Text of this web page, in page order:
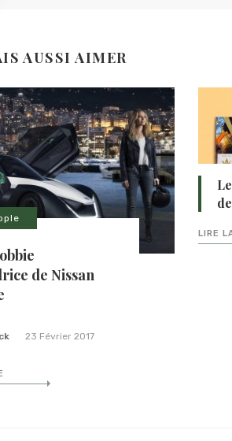
AUSSI AIMER
de Nissan
23 Février 2017
LIRE